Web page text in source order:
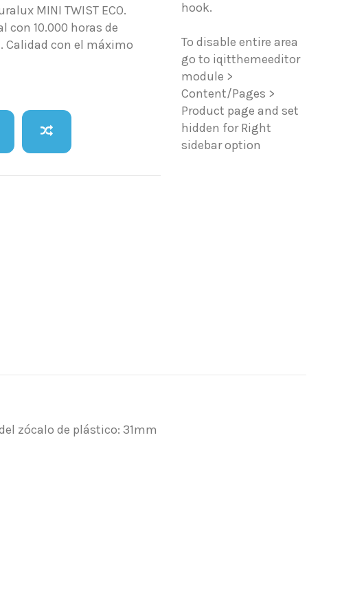
MINI TWIST ECO.
con 10.000 horas de
Calidad con el máximo
hook.
To disable entire area
go to iqitthemeeditor
module >
Content/Pages >
Product page and set
hidden for Right
sidebar option
zócalo de plástico: 31mm